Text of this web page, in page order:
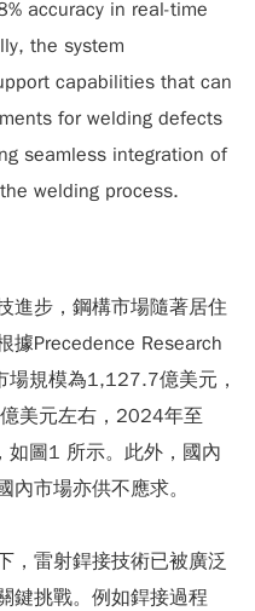
accuracy in real-time
the system
capabilities that can
for welding defects
seamless integration of
welding process.
進步，鋼構市場隨著居住
據Precedence Research
規模為1,127.7億美元，
美元左右，2024年至
圖1 所示。此外，國內
市場亦供不應求。
，雷射銲接技術已被廣泛
鍵挑戰。例如銲接過程